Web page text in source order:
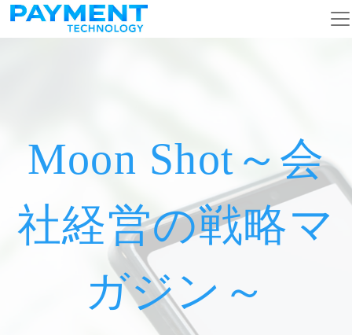
コンテンツへスキップ
メインナビゲーション
Moon Shot～会
社経営の戦略マ
ガジン～